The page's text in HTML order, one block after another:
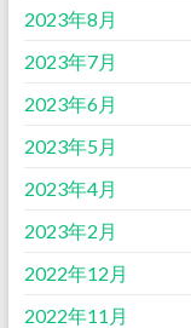
2023年8月
2023年7月
2023年6月
2023年5月
2023年4月
2023年2月
2022年12月
2022年11月